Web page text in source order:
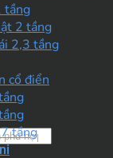
tầng
2 tầng
2,3 tầng
cổ điển
tầng